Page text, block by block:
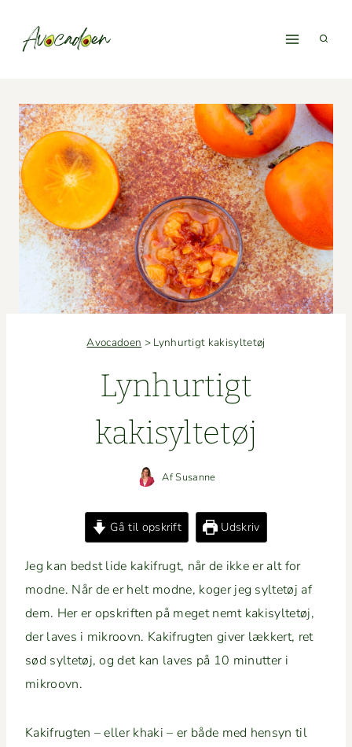
Avocadoen > Lynhurtigt kakisyltetøj
Lyn­hur­tigt
kakisyltetøj
AfSusanne
Gå til opskrift Udskriv
Jeg kan bedst lide kak­ifrugt, når de ikke er alt for
modne. Når de er helt modne, koger jeg syl­tetøj af
dem. Her er opskriften på meget nemt kak­i­syl­tetøj,
der laves i mikroovn. Kak­ifrugten giv­er lækkert, ret
sød syl­tetøj, og det kan laves på 10 min­ut­ter i
mikroovn.
Kak­ifrugten – eller kha­ki – er både med hen­syn til